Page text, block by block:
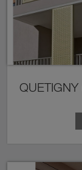
QUETIGNY